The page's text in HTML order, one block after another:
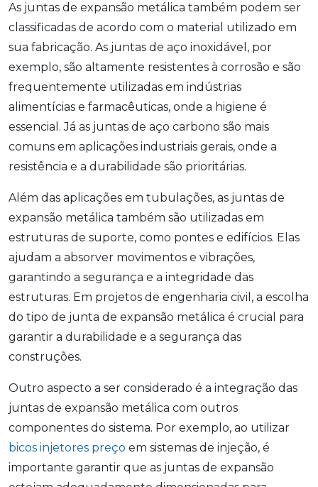
As juntas de expansão metálica também podem ser
classificadas de acordo com o material utilizado em
sua fabricação. As juntas de aço inoxidável, por
exemplo, são altamente resistentes à corrosão e são
frequentemente utilizadas em indústrias
alimentícias e farmacêuticas, onde a higiene é
essencial. Já as juntas de aço carbono são mais
comuns em aplicações industriais gerais, onde a
resistência e a durabilidade são prioritárias.
Além das aplicações em tubulações, as juntas de
expansão metálica também são utilizadas em
estruturas de suporte, como pontes e edifícios. Elas
ajudam a absorver movimentos e vibrações,
garantindo a segurança e a integridade das
estruturas. Em projetos de engenharia civil, a escolha
do tipo de junta de expansão metálica é crucial para
garantir a durabilidade e a segurança das
construções.
Outro aspecto a ser considerado é a integração das
juntas de expansão metálica com outros
componentes do sistema. Por exemplo, ao utilizar
bicos injetores preço em sistemas de injeção, é
importante garantir que as juntas de expansão